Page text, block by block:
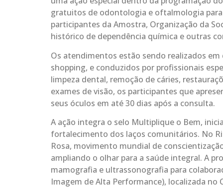
gratuitos de odontologia e oftalmologia
participantes da Amostra, Organização da
histórico de dependência química e outras
Os atendimentos estão sendo realizados
shopping, e conduzidos por profissionais
limpeza dental, remoção de cáries,
exames de visão, os participantes que
seus óculos em até 30 dias após a consulta.
A ação integra o selo Multiplique o Bem,
fortalecimento dos laços comunitários. No
Rosa, movimento mundial de
ampliando o olhar para a saúde integral. A
mamografia e ultrassonografia para
Imagem de Alta Performance), localizada no